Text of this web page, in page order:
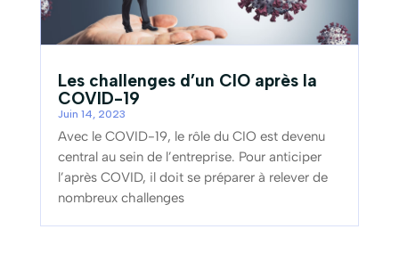
Les challenges d’un CIO après la
COVID-19
Juin 14, 2023
Avec le COVID-19, le rôle du CIO est devenu
central au sein de l’entreprise. Pour anticiper
l’après COVID, il doit se préparer à relever de
nombreux challenges